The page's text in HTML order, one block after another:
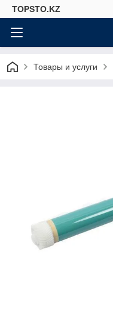
TOPSTO.KZ
Товары и услуги